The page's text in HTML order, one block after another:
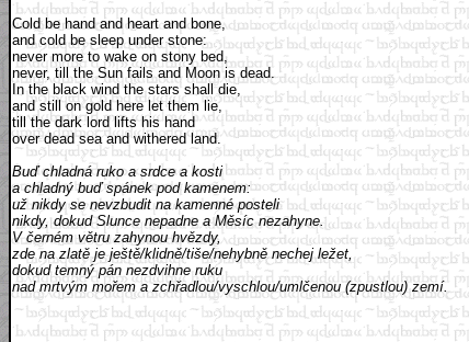
Cold be hand and heart and bone,
and cold be sleep under stone:
never more to wake on stony bed,
never, till the Sun fails and Moon is dead.
In the black wind the stars shall die,
and still on gold here let them lie,
till the dark lord lifts his hand
over dead sea and withered land.
Buď chladná ruko a srdce a kosti
a chladný buď spánek pod kamenem:
už nikdy se nevzbudit na kamenné posteli
nikdy, dokud Slunce nepadne a Měsíc nezahyne.
V černém větru zahynou hvězdy,
zde na zlatě je ještě/klidně/tiše/nehybně nechej ležet,
dokud temný pán nezdvihne ruku
nad mrtvým mořem a zchřadlou/vyschlou/umlčenou (zpustlou) zemí.